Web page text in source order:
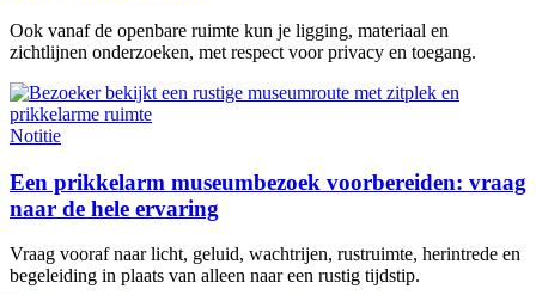
Ook vanaf de openbare ruimte kun je ligging, materiaal en
zichtlijnen onderzoeken, met respect voor privacy en toegang.
Notitie
Een prikkelarm museumbezoek voorbereiden: vraag
naar de hele ervaring
Vraag vooraf naar licht, geluid, wachtrijen, rustruimte, herintrede en
begeleiding in plaats van alleen naar een rustig tijdstip.